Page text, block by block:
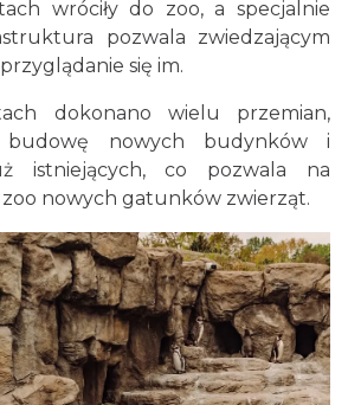
wróciły do zoo, a specjalnie
pozwala zwiedzającym
się im.
dokonano wielu przemian,
budowę nowych budynków i
istniejących, co pozwala na
nowych gatunków zwierząt.